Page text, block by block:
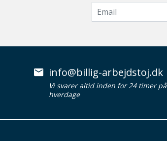
info@billig-arbejdstoj.dk
Vi svarer altid inden for 24 timer på
hverdage